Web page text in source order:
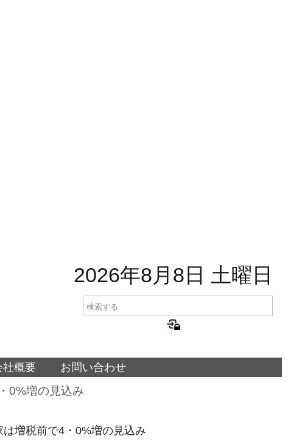
2026年8月8日 土曜日
社概要 お問い合わせ
0%増の見込み
増税前で4・0%増の見込み